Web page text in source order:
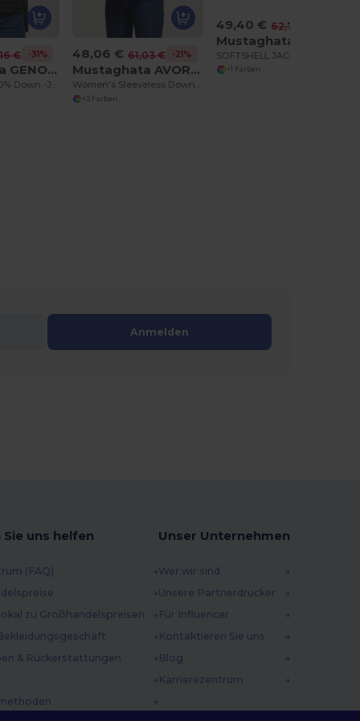
€ -31%
Mustaghata GENOVA
48,06 € 61,03 € -21%
Mustaghata AVORIAZ
+2 Farben
49,40 € 62,73 €
Mustaghata CÔME
+1 Farben
Anmelden
Sie uns helfen
(FAQ)
zu Großhandelspreisen
& Rückerstattungen
Unser Unternehmen
Wer wir sind
Unsere Partnerdrucker
Für Influencer
Kontaktieren Sie uns
Blog
Karrierezentrum